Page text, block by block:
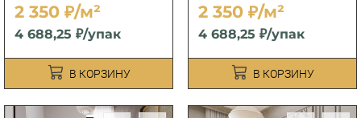
2 350 ₽/м²
4 688,25 ₽/упак
В КОРЗИНУ
2 350 ₽/м²
4 688,25 ₽/упак
В КОРЗИНУ